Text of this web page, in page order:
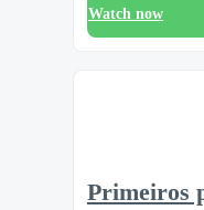
Watch now
Primeiros